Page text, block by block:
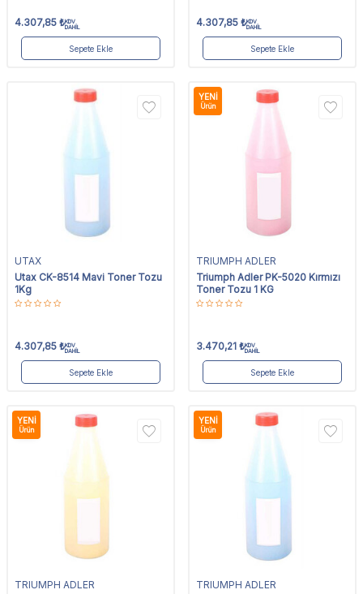
4.307,85 ₺KDV
DAHİL
Sepete Ekle
4.307,85 ₺KDV
DAHİL
Sepete Ekle
UTAX
Utax CK-8514 Mavi Toner Tozu
1Kg
4.307,85 ₺KDV
DAHİL
Sepete Ekle
YENI
Ürün
TRIUMPH ADLER
Triumph Adler PK-5020 Kırmızı
Toner Tozu 1 KG
3.470,21 ₺KDV
DAHİL
Sepete Ekle
YENI
Ürün
TRIUMPH ADLER
YENI
Ürün
TRIUMPH ADLER